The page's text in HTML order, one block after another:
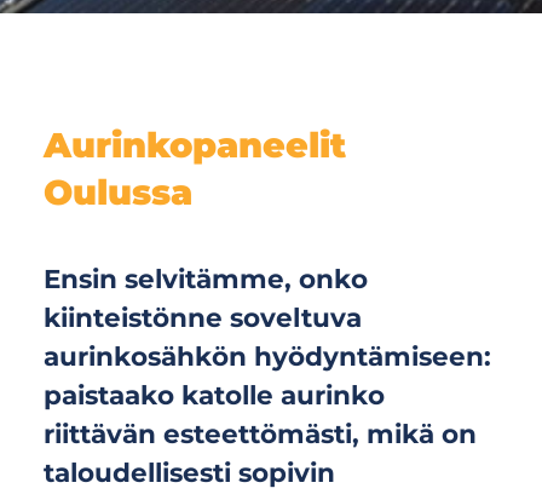
Aurinkopaneelit
Oulussa
Ensin selvitämme, onko
kiinteistönne soveltuva
aurinkosähkön hyödyntämiseen:
paistaako katolle aurinko
riittävän esteettömästi, mikä on
taloudellisesti sopivin